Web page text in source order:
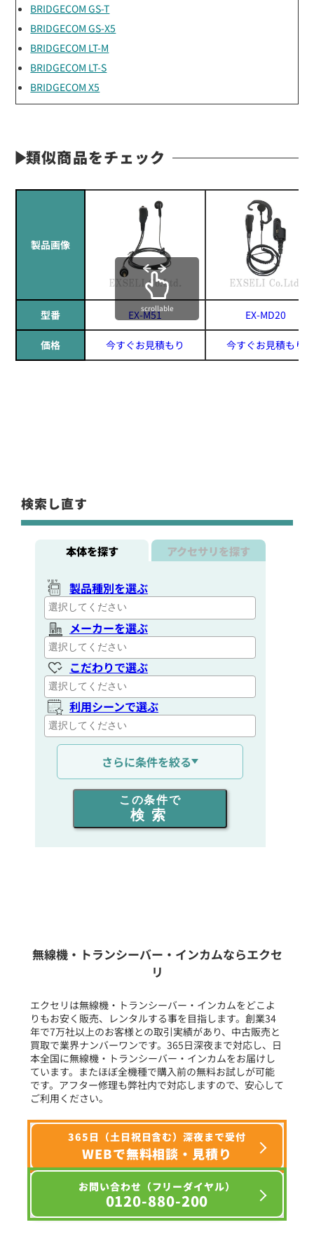
BRIDGECOM GS-T
BRIDGECOM GS-X5
BRIDGECOM LT-M
BRIDGECOM LT-S
BRIDGECOM X5
類似商品をチェック
製品画像
型番 EX-M51 EX-MD20
価格 今すぐお見積もり 今すぐお見積もり
scrollable
検索し直す
本体を探す アクセサリを探す
製品種別を選ぶ
メーカーを選ぶ
こだわりで選ぶ
利用シーンで選ぶ
通信距離を選ぶ
出力を選ぶ
同時通話人数を選ぶ
フリーワード入力(製品名等)
選択条件をリセット
さらに条件を絞る
この条件で
検索
無線機・トランシーバー・インカムならエクセ
リ
エクセリは無線機・トランシーバー・インカムをどこよ
りもお安く販売、レンタルする事を目指します。創業34
年で7万社以上のお客様との取引実績があり、中古販売と
買取で業界ナンバーワンです。365日深夜まで対応し、日
本全国に無線機・トランシーバー・インカムをお届けし
ています。またほぼ全機種で購入前の無料お試しが可能
です。アフター修理も弊社内で対応しますので、安心して
ご利用ください。
365日（土日祝日含む）深夜まで受付
WEBで無料相談・見積り
お問い合わせ（フリーダイヤル）
0120-880-200